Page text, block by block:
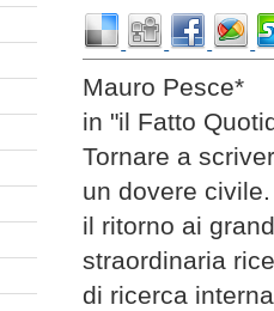
Mauro Pesce*
in "il Fatto
Tornare a
un dovere
il ritorno ai
straordinaria
di ricerca